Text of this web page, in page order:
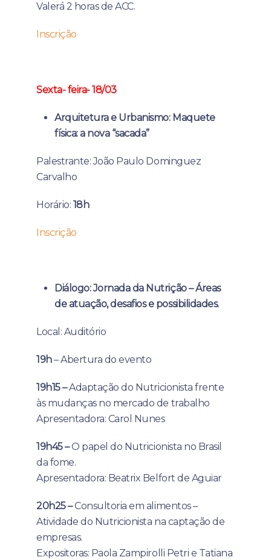
Valerá 2 horas de ACC.
Inscrição
Sexta- feira- 18/03
Arquitetura e Urbanismo: Maquete
física: a nova “sacada”
Palestrante: João Paulo Dominguez
Carvalho
Horário: 18h
Inscrição
Diálogo: Jornada da Nutrição – Áreas
de atuação, desafios e possibilidades.
Local: Auditório
19h– Abertura do evento
19h15 –Adaptação do Nutricionista frente
às mudanças no mercado de trabalho
Apresentadora: Carol Nunes
19h45 –O papel do Nutricionista no Brasil
da fome.
Apresentadora: Beatrix Belfort de Aguiar
20h25 –Consultoria em alimentos –
Atividade do Nutricionista na captação de
empresas.
Expositoras: Paola Zampirolli Petri e Tatiana